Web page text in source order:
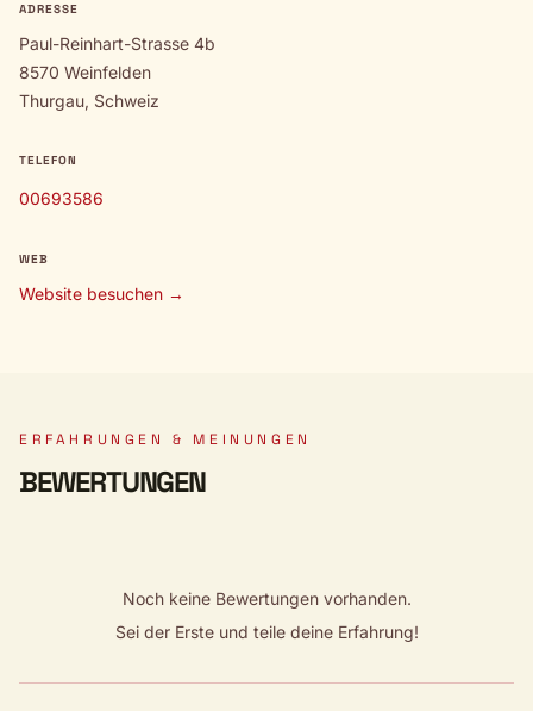
ADRESSE
Paul-Reinhart-Strasse 4b
8570 Weinfelden
Thurgau, Schweiz
TELEFON
00693586
WEB
Website besuchen →
ERFAHRUNGEN & MEINUNGEN
BEWERTUNGEN
Noch keine Bewertungen vorhanden.
Sei der Erste und teile deine Erfahrung!